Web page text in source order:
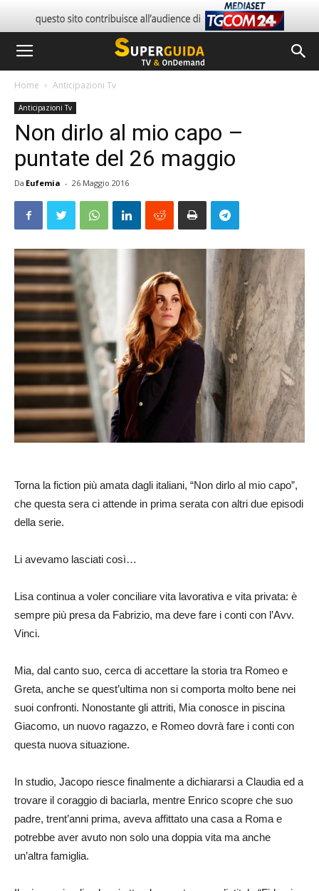
Home Anticipazioni Tv
Anticipazioni Tv
Non dirlo al mio capo –
puntate del 26 maggio
Da Eufemia - 26 Maggio 2016
Torna la fiction più amata dagli italiani, “Non dirlo al mio capo”,
che questa sera ci attende in prima serata con altri due episodi
della serie.
Li avevamo lasciati così…
Lisa continua a voler conciliare vita lavorativa e vita privata: è
sempre più presa da Fabrizio, ma deve fare i conti con l’Avv.
Vinci.
Mia, dal canto suo, cerca di accettare la storia tra Romeo e
Greta, anche se quest’ultima non si comporta molto bene nei
suoi confronti. Nonostante gli attriti, Mia conosce in piscina
Giacomo, un nuovo ragazzo, e Romeo dovrà fare i conti con
questa nuova situazione.
In studio, Jacopo riesce finalmente a dichiararsi a Claudia ed a
trovare il coraggio di baciarla, mentre Enrico scopre che suo
padre, trent’anni prima, aveva affittato una casa a Roma e
potrebbe aver avuto non solo una doppia vita ma anche
un’altra famiglia.